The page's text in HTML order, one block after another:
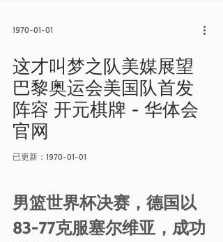
1970-01-01
这才叫梦之队美媒展望
巴黎奥运会美国队首发
阵容 开元棋牌 - 华体会
官网
已更新： 1970-01-01
男篮世界杯决赛，德国以
83-77克服塞尔维亚，成功